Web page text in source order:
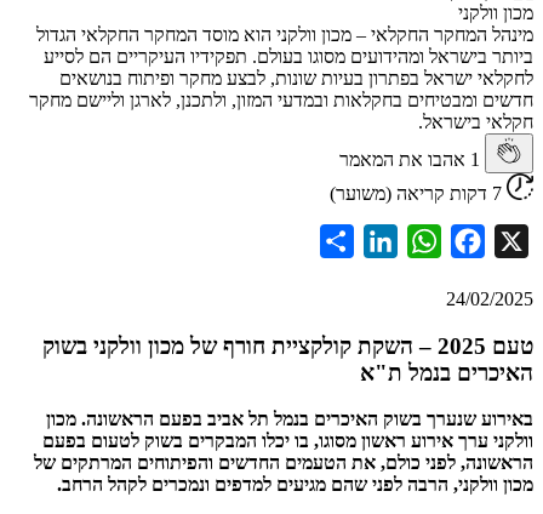
המחקר החקלאי – מכון וולקני הוא מוסד המחקר החקלאי הגדול
ומהידועים מסוגו בעולם. תפקידיו העיקריים הם לסייע
ישראל בפתרון בעיות שונות, לבצע מחקר ופיתוח בנושאים
ומבטיחים בחקלאות ובמדעי המזון, ולתכנן, לארגן וליישם מחקר
בישראל.
אהבו את המאמר
Facebook
WhatsApp
LinkedIn
Share
24/
טעם 2025 – השקת קולקציית חורף של מכון וולקני בשוק
בנמל ת"א
שנערך בשוק האיכרים בנמל תל אביב בפעם הראשונה. מכון
ערך אירוע ראשון מסוגו, בו יכלו המבקרים בשוק לטעום בפעם
לפני כולם, את הטעמים החדשים והפיתוחים המרתקים של
הרבה לפני שהם מגיעים למדפים ונמכרים לקהל הרחב.